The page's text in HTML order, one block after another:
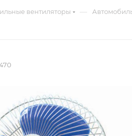
вентиляторы —